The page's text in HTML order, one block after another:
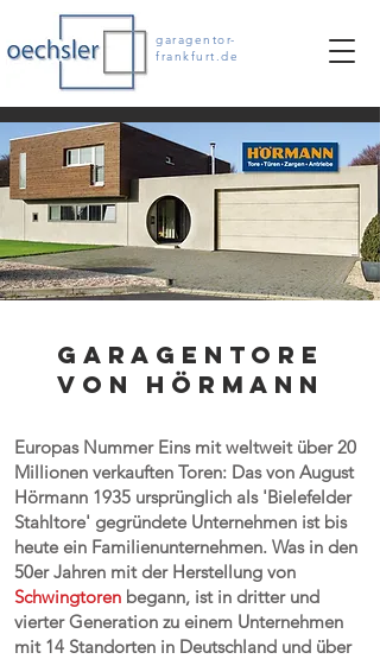
garagentor-
frankfurt.de
Garagentore
von Hörmann
Europas Nummer Eins mit weltweit über 20
Millionen verkauften Toren: Das von August
Hörmann 1935 ursprünglich als 'Bielefelder
Stahltore' gegründete Unternehmen ist bis
heute ein Familienunternehmen. Was in den
50er Jahren mit der Herstellung von
Schwingtoren begann, ist in dritter und
vierter Generation zu einem Unternehmen
mit 14 Standorten in Deutschland und über